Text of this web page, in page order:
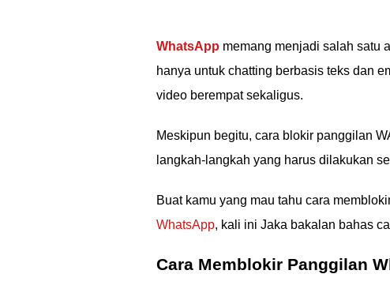
WhatsApp memang menjadi salah satu
hanya untuk chatting berbasis teks dan
video berempat sekaligus.
Meskipun begitu, cara blokir panggilan
langkah-langkah yang harus dilakukan
Buat kamu yang mau tahu cara
WhatsApp, kali ini Jaka bakalan bahas
Cara Memblokir Panggilan